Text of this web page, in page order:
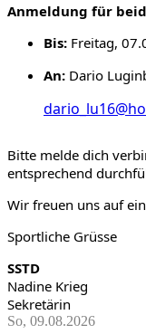
Anmeldung für
Bis: Freitag,
An: Dario
Bitte melde dich
entsprechend
Wir freuen uns auf
Sportliche Grüsse
SSTD
Nadine Krieg
Sekretärin
So, 09.08.2026